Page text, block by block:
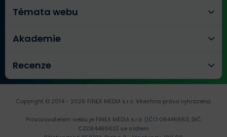
Témata webu
Akademie
Recenze
Copyright © 2014 - 2026 FINEX MEDIA s.r.o.Všechna práva vyhrazena.
Provozovatelem webu je FINEX MEDIA s.r.o. (IČO 08446563, DIČ
CZ08446563) se sídlem